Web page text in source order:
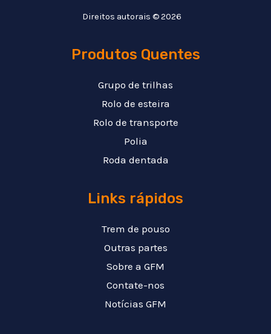
Direitos autorais © 2026
Produtos Quentes
Grupo de trilhas
Rolo de esteira
Rolo de transporte
Polia
Roda dentada
Links rápidos
Trem de pouso
Outras partes
Sobre a GFM
Contate-nos
Notícias GFM